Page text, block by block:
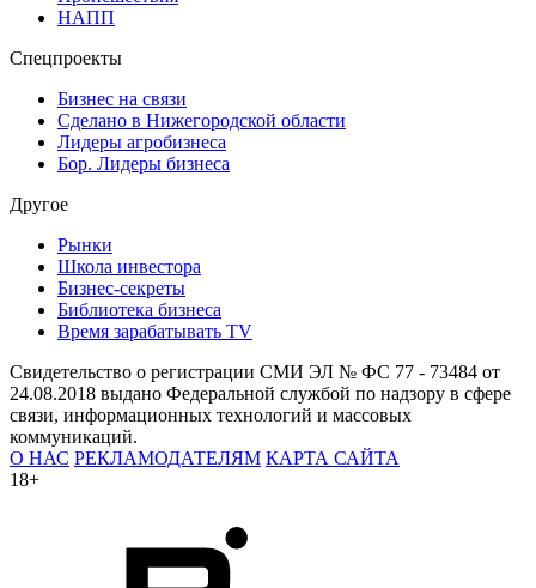
НАПП
Спецпроекты
Бизнес на связи
Сделано в Нижегородской области
Лидеры агробизнеса
Бор. Лидеры бизнеса
Другое
Рынки
Школа инвестора
Бизнес-секреты
Библиотека бизнеса
Время зарабатывать TV
Свидетельство о регистрации СМИ ЭЛ № ФС 77 - 73484 от
24.08.2018 выдано Федеральной службой по надзору в сфере
связи, информационных технологий и массовых
коммуникаций.
О НАС РЕКЛАМОДАТЕЛЯМ КАРТА САЙТА
18+